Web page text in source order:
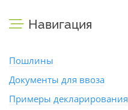
Навигация
Пошлины
Документы для ввоза
Примеры декларирования